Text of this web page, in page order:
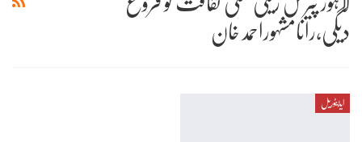
دیگی،رانامشہوراحمد خان
ایڈیٹوریل